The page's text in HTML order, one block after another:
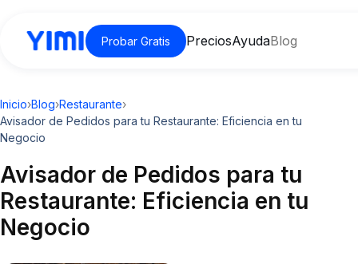
Probar Gratis PreciosAyudaBlog
Inicio›Blog›Restaurante›
Avisador de Pedidos para tu Restaurante: Eficiencia en tu
Negocio
Avisador de Pedidos para tu
Restaurante: Eficiencia en tu
Negocio